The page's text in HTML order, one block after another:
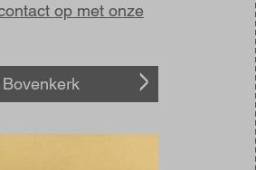
op met onze